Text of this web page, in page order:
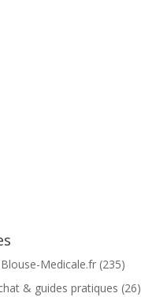
Medicale.fr(235)
& guides pratiques (26)